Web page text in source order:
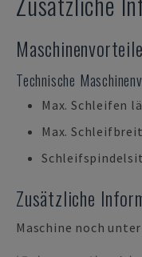
Maschinenvorteile
Technische
Max. Schleifen
Max.
Zusätzliche
Maschine noch